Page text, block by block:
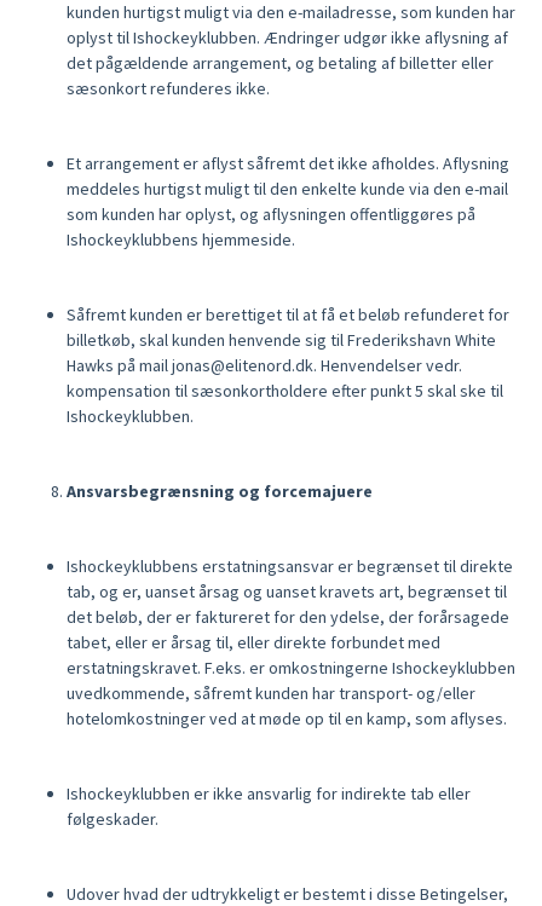
kunden hurtigst muligt via den e-mailadresse, som kunden har
oplyst til Ishockeyklubben. Ændringer udgør ikke aflysning af
det pågældende arrangement, og betaling af billetter eller
sæsonkort refunderes ikke.
Et arrangement er aflyst såfremt det ikke afholdes. Aflysning
meddeles hurtigst muligt til den enkelte kunde via den e-mail
som kunden har oplyst, og aflysningen offentliggøres på
Ishockeyklubbens hjemmeside.
Såfremt kunden er berettiget til at få et beløb refunderet for
billetkøb, skal kunden henvende sig til Frederikshavn White
Hawks på mail jonas@elitenord.dk. Henvendelser vedr.
kompensation til sæsonkortholdere efter punkt 5 skal ske til
Ishockeyklubben.
Ansvarsbegrænsning og forcemajuere
Ishockeyklubbens erstatningsansvar er begrænset til direkte
tab, og er, uanset årsag og uanset kravets art, begrænset til
det beløb, der er faktureret for den ydelse, der forårsagede
tabet, eller er årsag til, eller direkte forbundet med
erstatningskravet. F.eks. er omkostningerne Ishockeyklubben
uvedkommende, såfremt kunden har transport- og/eller
hotelomkostninger ved at møde op til en kamp, som aflyses.
Ishockeyklubben er ikke ansvarlig for indirekte tab eller
følgeskader.
Udover hvad der udtrykkeligt er bestemt i disse Betingelser,